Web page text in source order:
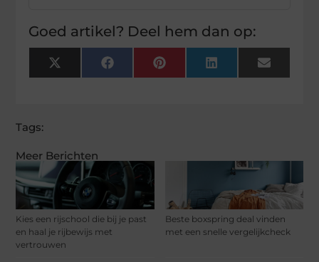
Meer Berichten
Kies een rijschool die bij je past
en haal je rijbewijs met
vertrouwen
Beste boxspring deal vinden
met een snelle vergelijkcheck
Goed artikel? Deel hem dan op:
X
(Twitter)
FacebookPinterest LinkedIn Email
Tags: